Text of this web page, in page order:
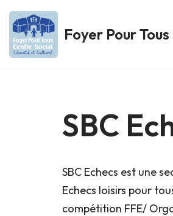
Aller
au
Foyer Pour
SBC
SBC Echecs est une
Echecs loisirs pour
compétition FFE/